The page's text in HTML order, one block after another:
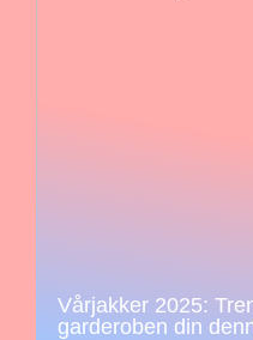
Vårjakker 2025:
garderoben din